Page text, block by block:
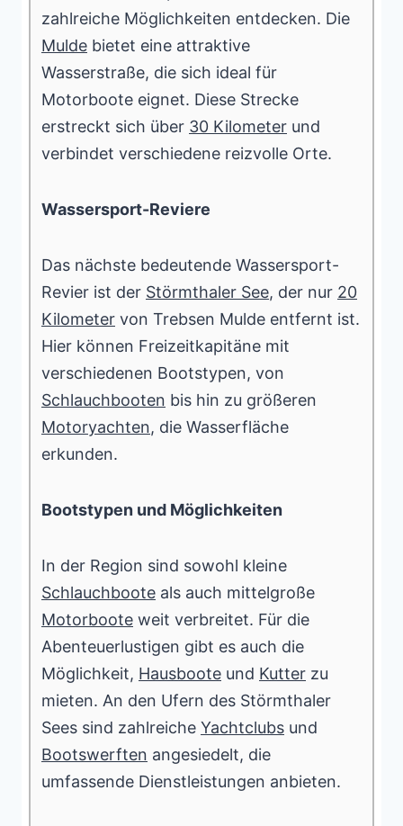
zahlreiche Möglichkeiten entdecken. Die
Mulde bietet eine attraktive
Wasserstraße, die sich ideal für
Motorboote eignet. Diese Strecke
erstreckt sich über 30 Kilometer und
verbindet verschiedene reizvolle Orte.
Wassersport-Reviere
Das nächste bedeutende Wassersport-
Revier ist der Störmthaler See, der nur 20
Kilometer von Trebsen Mulde entfernt ist.
Hier können Freizeitkapitäne mit
verschiedenen Bootstypen, von
Schlauchbooten bis hin zu größeren
Motoryachten, die Wasserfläche
erkunden.
Bootstypen und Möglichkeiten
In der Region sind sowohl kleine
Schlauchboote als auch mittelgroße
Motorboote weit verbreitet. Für die
Abenteuerlustigen gibt es auch die
Möglichkeit, Hausboote und Kutter zu
mieten. An den Ufern des Störmthaler
Sees sind zahlreiche Yachtclubs und
Bootswerften angesiedelt, die
umfassende Dienstleistungen anbieten.